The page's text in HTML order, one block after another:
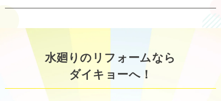
水廻りのリフォームなら
ダイキョーへ！